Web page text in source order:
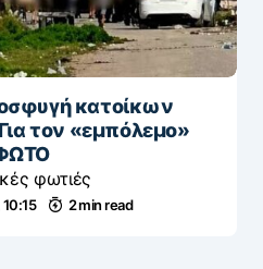
κατοίκων
τον «εμπόλεμο»
φωτιές
2 min read